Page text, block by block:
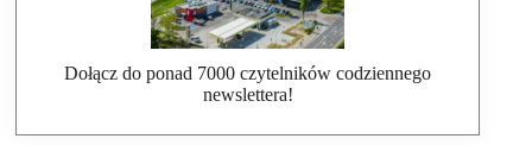
Dołącz do ponad 7000 czytelników codziennego
newslettera!